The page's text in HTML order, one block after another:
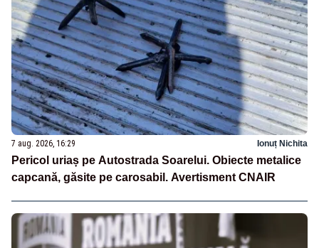
7 aug. 2026, 16:29 Ionuț Nichita
Pericol uriaș pe Autostrada Soarelui. Obiecte metalice
capcană, găsite pe carosabil. Avertisment CNAIR